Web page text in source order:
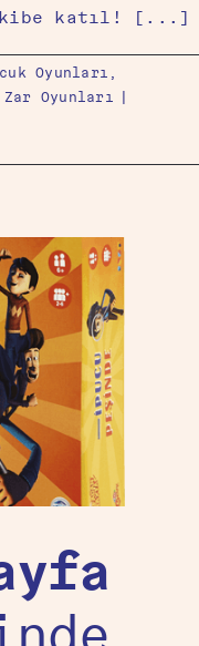
katıl! [...]
Oyunları ,
Zar Oyunları |